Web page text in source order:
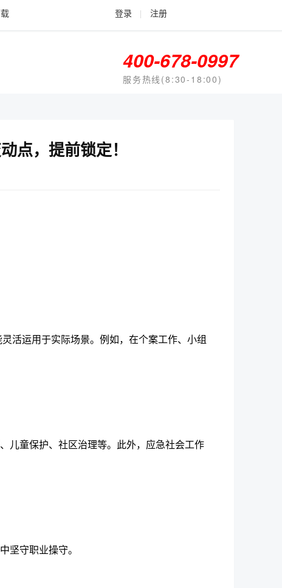
登录 注册
400-678-0997
服务热线(8:30-18:00)
点，提前锁定！
活运用于实际场景。例如，在个案工作、小组
儿童保护、社区治理等。此外，应急社会工作
坚守职业操守。